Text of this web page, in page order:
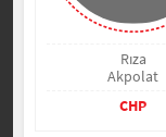
Rıza
Akpolat
CHP